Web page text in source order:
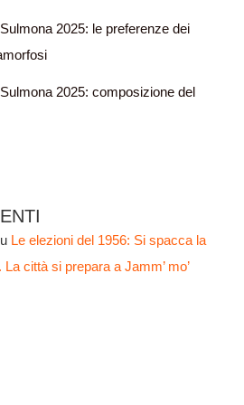
2025: le preferenze dei
2025: composizione del
Le elezioni del 1956: Si spacca la
città si prepara a Jamm’ mo’